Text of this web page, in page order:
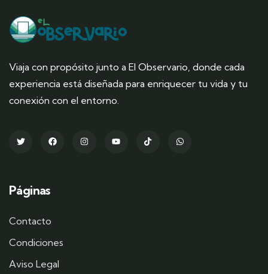
Viaja con propósito junto a El Observario, donde cada
experiencia está diseñada para enriquecer tu vida y tu
conexión con el entorno.
Páginas
Contacto
Condiciones
Aviso Legal